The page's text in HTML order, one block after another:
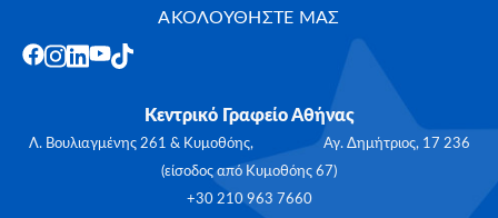
ΑΚΟΛΟΥΘΗΣΤΕ ΜΑΣ
Κεντρικό Γραφείο Αθήνας
Λ. Βουλιαγμένης 261 & Κυμοθόης, Αγ. Δημήτριος, 17 236
(είσοδος από Κυμοθόης 67)
+30 210 963 7660